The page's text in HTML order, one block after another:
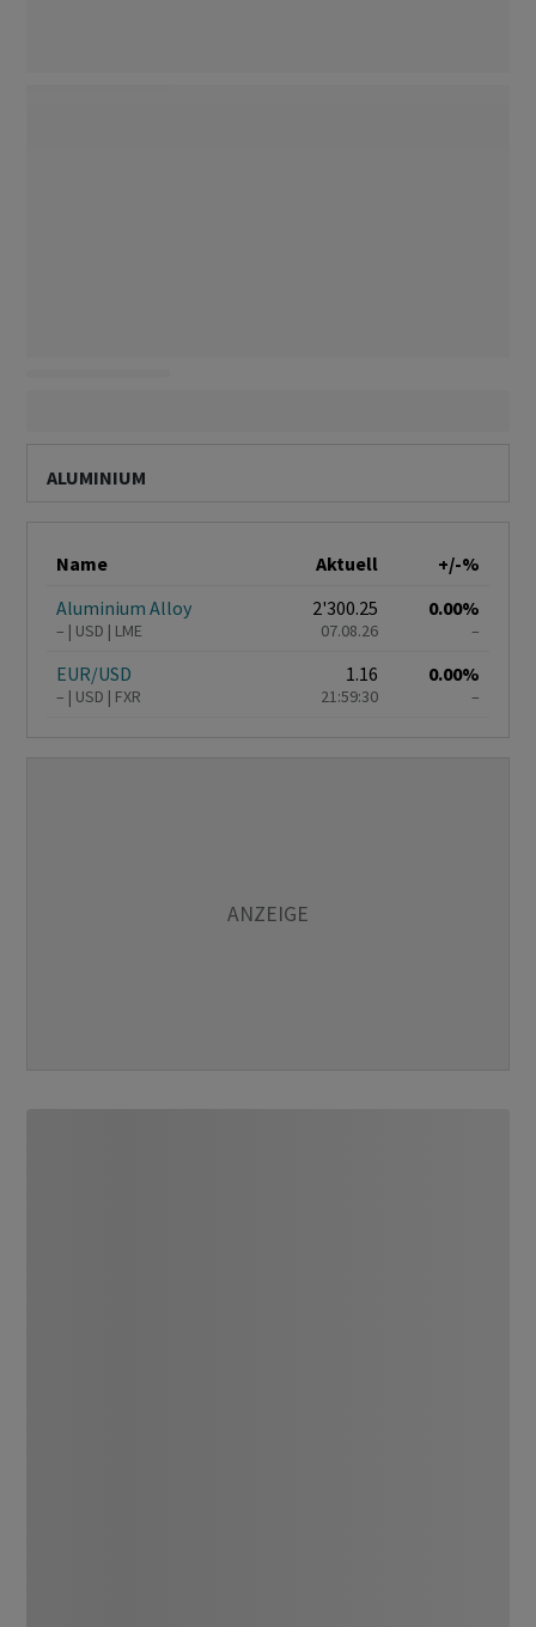
ALUMINIUM
Name Aktuell
+/-%
Aluminium Alloy
– USD LME
2'300.25
07.08.26
0.00%
–
EUR/USD
– USD FXR
1.16
21:59:30
0.00%
–